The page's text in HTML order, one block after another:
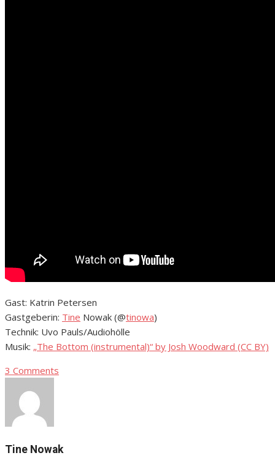
Gast: Katrin Petersen
Gastgeberin: Tine Nowak (@tinowa)
Technik: Uvo Pauls/Audiohölle
Musik: „The Bottom (instrumental)“ by Josh Woodward (CC BY)
3 Comments
Tine Nowak